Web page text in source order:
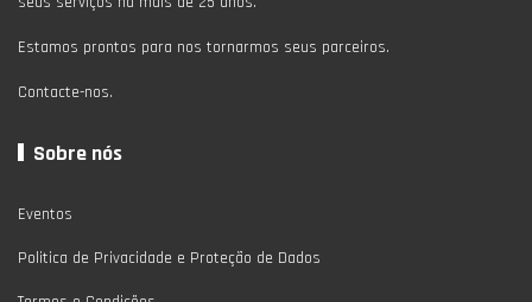
Estamos prontos para nos tornarmos seus parceiros.
Contacte-nos.
Sobre nós
Eventos
Politica de Privacidade e Proteção de Dados